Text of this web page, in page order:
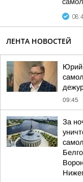
ЛЕНТА НОВОСТЕЙ
Юрий
09:45
За